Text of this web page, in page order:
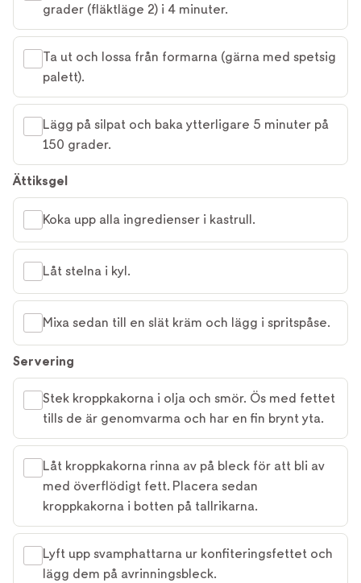
grader (fläktläge 2) i 4 minuter.
Ta ut och lossa från formarna (gärna med spetsig
palett).
Lägg på silpat och baka ytterligare 5 minuter på
150 grader.
Ättiksgel
Koka upp alla ingredienser i kastrull.
Låt stelna i kyl.
Mixa sedan till en slät kräm och lägg i spritspåse.
Servering
Stek kroppkakorna i olja och smör. Ös med fettet
tills de är genomvarma och har en fin brynt yta.
Låt kroppkakorna rinna av på bleck för att bli av
med överflödigt fett. Placera sedan
kroppkakorna i botten på tallrikarna.
Lyft upp svamphattarna ur konfiteringsfettet och
lägg dem på avrinningsbleck.